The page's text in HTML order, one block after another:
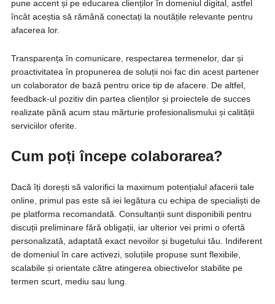
pune accent și pe educarea clienților în domeniul digital, astfel
încât aceștia să rămână conectați la noutățile relevante pentru
afacerea lor.
Transparența în comunicare, respectarea termenelor, dar și
proactivitatea în propunerea de soluții noi fac din acest partener
un colaborator de bază pentru orice tip de afacere. De altfel,
feedback-ul pozitiv din partea clienților și proiectele de succes
realizate până acum stau mărturie profesionalismului și calității
serviciilor oferite.
Cum poți începe colaborarea?
Dacă îți dorești să valorifici la maximum potențialul afacerii tale
online, primul pas este să iei legătura cu echipa de specialiști de
pe platforma recomandată. Consultanții sunt disponibili pentru
discuții preliminare fără obligații, iar ulterior vei primi o ofertă
personalizată, adaptată exact nevoilor și bugetului tău. Indiferent
de domeniul în care activezi, soluțiile propuse sunt flexibile,
scalabile și orientate către atingerea obiectivelor stabilite pe
termen scurt, mediu sau lung.